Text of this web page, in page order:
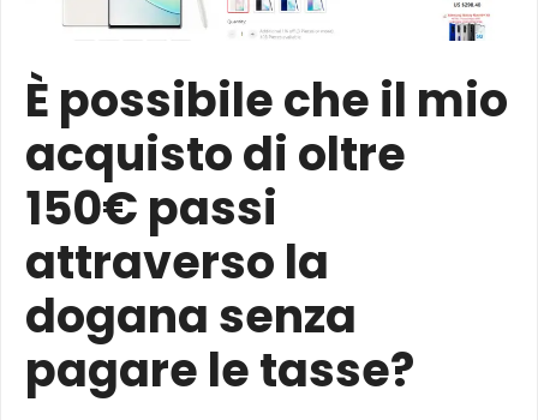
È possibile che il mio
acquisto di oltre
150€ passi
attraverso la
dogana senza
pagare le tasse?